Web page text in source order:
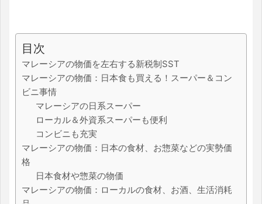
目次
マレーシアの物価を左右する新税制SST
マレーシアの物価：日本食も買える！スーパー＆コン
ビニ事情
マレーシアの日系スーパー
ローカル＆外資系スーパーも便利
コンビニも充実
マレーシアの物価：日本の食材、お惣菜などの実勢価
格
日本食材や惣菜の物価
マレーシアの物価：ローカルの食材、お酒、生活消耗